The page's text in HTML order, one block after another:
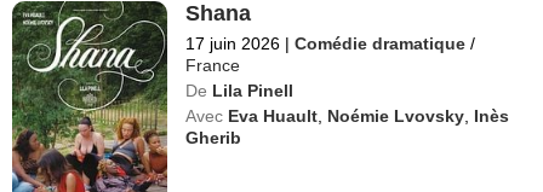
Shana
17 juin 2026 | Comédie dramatique /
France
De Lila Pinell
Avec Eva Huault Noémie Lvovsky Inès
Gherib